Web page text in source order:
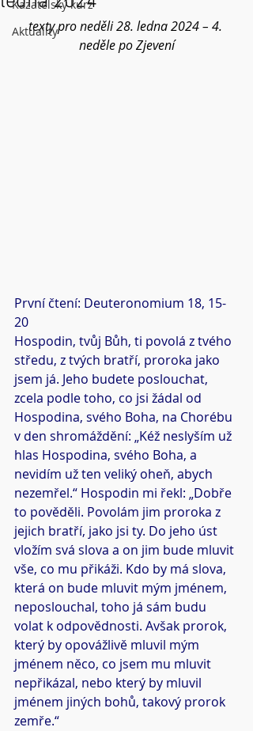
Kazatelský kurz
Aktuality
texty pro neděli 28. ledna 2024 – 4.
neděle po Zjevení
První čtení: Deuteronomium 18, 15-
20
Hospodin, tvůj Bůh, ti povolá z tvého
středu, z tvých bratří, proroka jako
jsem já. Jeho budete poslouchat,
zcela podle toho, co jsi žádal od
Hospodina, svého Boha, na Chorébu
v den shromáždění: „Kéž neslyším už
hlas Hospodina, svého Boha, a
nevidím už ten veliký oheň, abych
nezemřel.“ Hospodin mi řekl: „Dobře
to pověděli. Povolám jim proroka z
jejich bratří, jako jsi ty. Do jeho úst
vložím svá slova a on jim bude mluvit
vše, co mu přikáži. Kdo by má slova,
která on bude mluvit mým jménem,
neposlouchal, toho já sám budu
volat k odpovědnosti. Avšak prorok,
který by opovážlivě mluvil mým
jménem něco, co jsem mu mluvit
nepřikázal, nebo který by mluvil
jménem jiných bohů, takový prorok
zemře.“